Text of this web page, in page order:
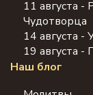
11 августа -
Чудотворца
14 августа -
19 августа
Наш блог